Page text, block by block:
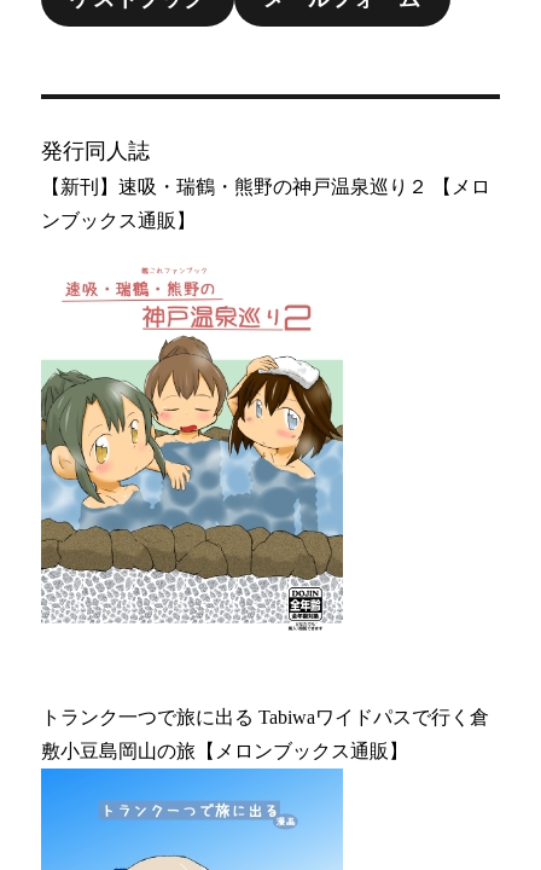
発行同人誌
【新刊】速吸・瑞鶴・熊野の神戸温泉巡り２ 【メロ
ンブックス通販】
トランク一つで旅に出る Tabiwaワイドパスで行く倉
敷小豆島岡山の旅【メロンブックス通販】